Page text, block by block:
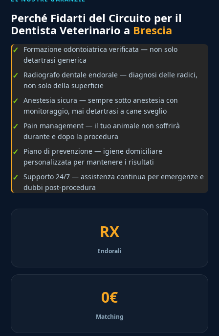
Perché Fidarti del Circuito per il
Dentista Veterinario a Brescia
Formazione odontoiatrica verificata — non solo
detartrasi generica
Radiografo dentale endorale — diagnosi delle radici,
non solo della superficie
Anestesia sicura — sempre sotto anestesia con
monitoraggio, mai detartrasi a cane sveglio
Pain management — il tuo animale non soffrirà
durante e dopo la procedura
Piano di prevenzione — igiene domiciliare
personalizzata per mantenere i risultati
Supporto 24/7 — assistenza continua per emergenze e
dubbi post-procedura
RX
Endorali
0€
Matching